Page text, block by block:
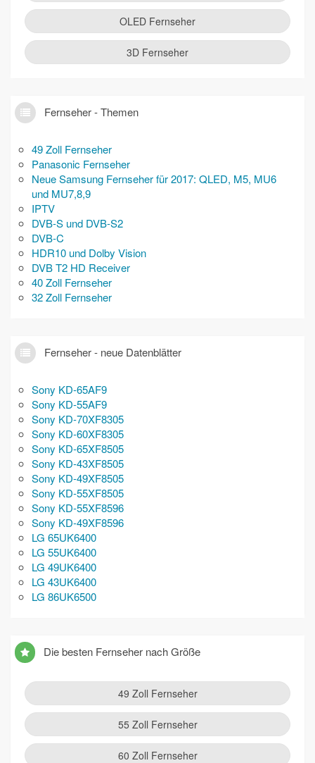
OLED Fernseher
3D Fernseher
Fernseher - Themen
49 Zoll Fernseher
Panasonic Fernseher
Neue Samsung Fernseher für 2017: QLED, M5, MU6
und MU7,8,9
IPTV
DVB-S und DVB-S2
DVB-C
HDR10 und Dolby Vision
DVB T2 HD Receiver
40 Zoll Fernseher
32 Zoll Fernseher
Fernseher - neue Datenblätter
Sony KD-65AF9
Sony KD-55AF9
Sony KD-70XF8305
Sony KD-60XF8305
Sony KD-65XF8505
Sony KD-43XF8505
Sony KD-49XF8505
Sony KD-55XF8505
Sony KD-55XF8596
Sony KD-49XF8596
LG 65UK6400
LG 55UK6400
LG 49UK6400
LG 43UK6400
LG 86UK6500
Die besten Fernseher nach Größe
49 Zoll Fernseher
55 Zoll Fernseher
60 Zoll Fernseher